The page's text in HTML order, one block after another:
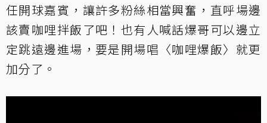
任開球嘉賓，讓許多粉絲相當興奮，直呼場邊
該賣咖哩拌飯了吧！也有人喊話爆哥可以邊立
定跳遠邊進場，要是開場唱〈咖哩爆飯〉就更
加分了。